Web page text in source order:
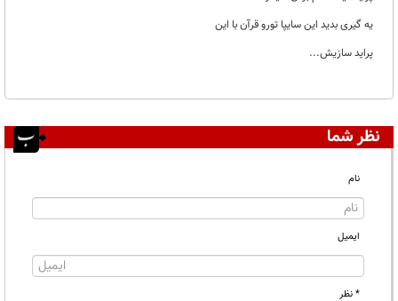
یه گیری بدید این سایپا تورو قرآن با این
پراید سازیش...
نظر شما
نام
ایمیل
* نظر